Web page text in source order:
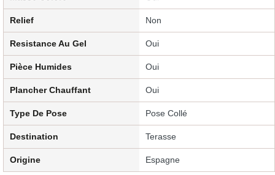
Relief Non
Resistance Au Gel Oui
Pièce Humides Oui
Plancher Chauffant Oui
Type De Pose Pose Collé
Destination Terasse
Origine Espagne